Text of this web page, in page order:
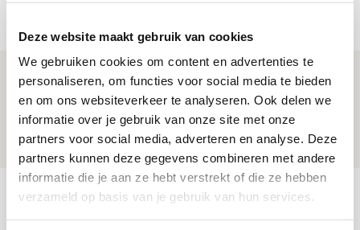
Deze website maakt gebruik van cookies
We gebruiken cookies om content en advertenties te
personaliseren, om functies voor social media te bieden
en om ons websiteverkeer te analyseren. Ook delen we
informatie over je gebruik van onze site met onze
partners voor social media, adverteren en analyse. Deze
partners kunnen deze gegevens combineren met andere
informatie die je aan ze hebt verstrekt of die ze hebben
verzameld op basis van je gebruik van hun services.
Word ballenjongen of -meid bij Jong
Ajax - Helmond Sport!
06 AUGUSTUS 2026 - 13:13
PRIJSVRAAG
Reis jij als mascotte mee naar uitduel
met Telstar?